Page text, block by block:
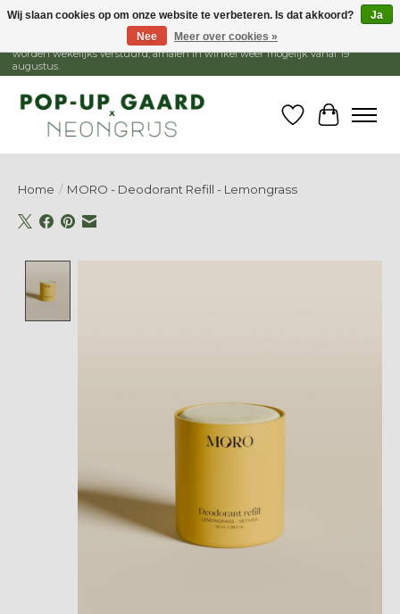
1 - 15 augustus is de winkel gesloten, webshop blijft open. Bestellingen
worden wekelijks verstuurd, afhalen in winkel weer mogelijk vanaf 19
augustus.
Verlanglijst
Home / MORO - Deodorant Refill - Lemongrass
Wij slaan cookies op om onze website te verbeteren. Is dat akkoord?
Ja
Nee
Meer over cookies »